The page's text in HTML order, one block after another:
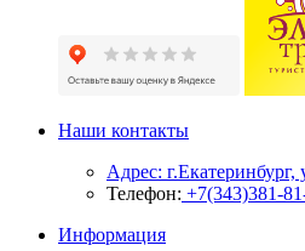
Наши контакты
Адрес:
Телефон: +7(343)381-
Информация